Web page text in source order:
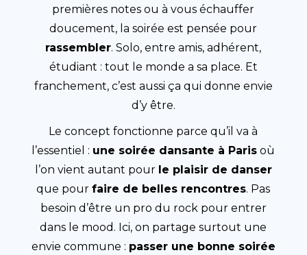
premières notes ou à vous échauffer
doucement, la soirée est pensée pour
rassembler. Solo, entre amis, adhérent,
étudiant : tout le monde a sa place. Et
franchement, c’est aussi ça qui donne envie
d’y être.
Le concept fonctionne parce qu’il va à
l’essentiel : une soirée dansante à Paris où
l’on vient autant pour le plaisir de danser
que pourfaire de belles rencontres. Pas
besoin d’être un pro du rock pour entrer
dans le mood. Ici, on partage surtout une
envie commune : passer une bonne soirée